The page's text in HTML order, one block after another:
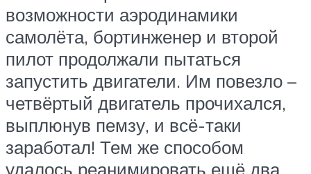
возможности аэродинамики
самолёта, бортинженер и второй
пилот продолжали пытаться
запустить двигатели. Им повезло –
четвёртый двигатель прочихался,
выплюнув пемзу, и всё-таки
заработал! Тем же способом
удалось реанимировать ещё два